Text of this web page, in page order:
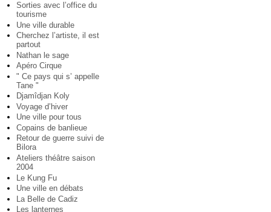
Sorties avec l’office du
tourisme
Une ville durable
Cherchez l’artiste, il est
partout
Nathan le sage
Apéro Cirque
" Ce pays qui s’ appelle
Tane "
Djamîdjan Koly
Voyage d’hiver
Une ville pour tous
Copains de banlieue
Retour de guerre suivi de
Bilora
Ateliers théâtre saison
2004
Le Kung Fu
Une ville en débats
La Belle de Cadiz
Les lanternes